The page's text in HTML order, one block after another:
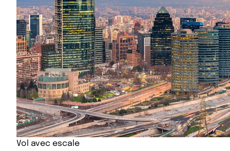
Vol avec escale